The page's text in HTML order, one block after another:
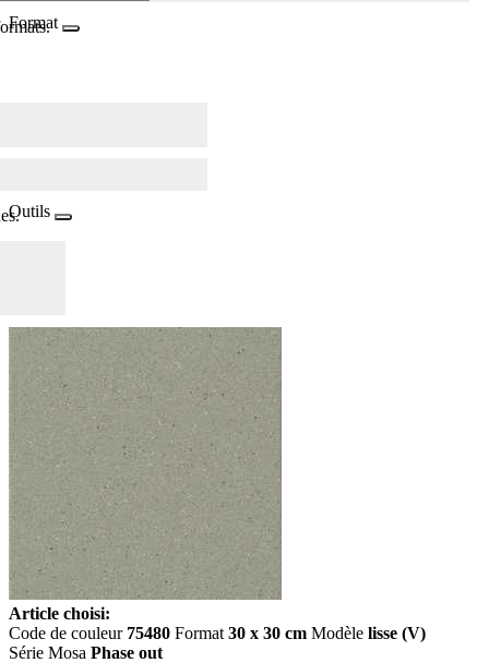
Format
Outils
Article choisi:
Code de couleur 75480 Format 30 x 30 cm Modèle lisse (V)
Série Mosa Phase out